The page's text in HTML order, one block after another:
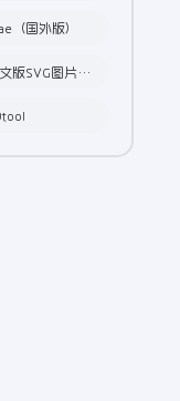
（国外版）
中文版SVG图片在线编辑